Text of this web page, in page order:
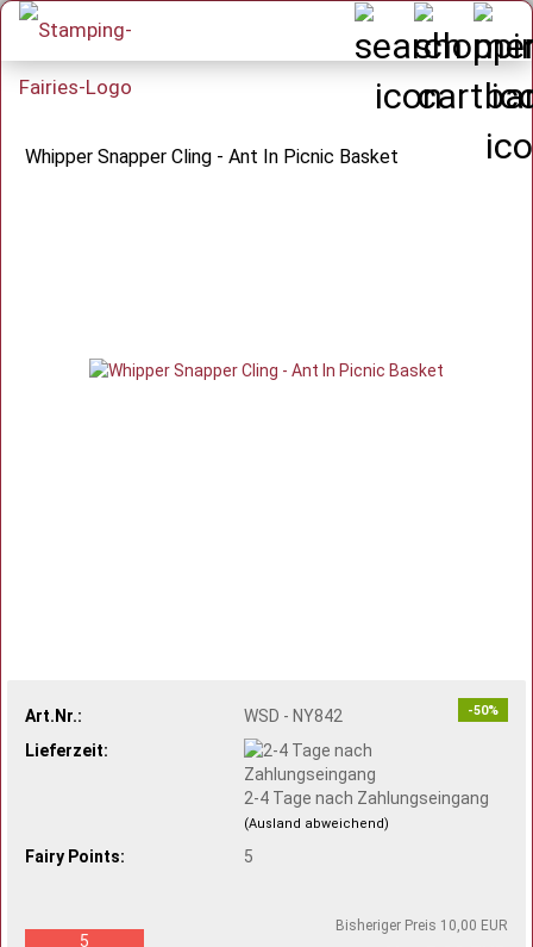
Whipper Snapper Cling - Ant In Picnic Basket
-50%
Art.Nr.:
WSD - NY842
Lieferzeit:
2-4 Tage nach Zahlungseingang
(Ausland abweichend)
Fairy Points: 5
Bisheriger Preis 10,00 EUR
5